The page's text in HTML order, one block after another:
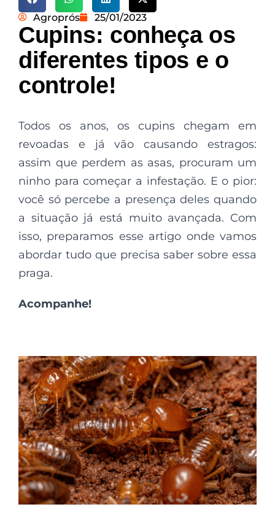
Agroprós 25/01/2023
Cupins: conheça os
diferentes tipos e o
controle!
Todos os anos, os cupins chegam em
revoadas e já vão causando estragos:
assim que perdem as asas, procuram um
ninho para começar a infestação. E o pior:
você só percebe a presença deles quando
a situação já está muito avançada. Com
isso, preparamos esse artigo onde vamos
abordar tudo que precisa saber sobre essa
praga.
Acompanhe!